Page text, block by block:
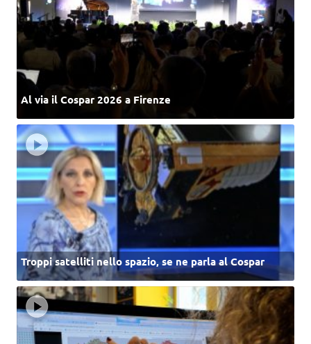
Al via il Cospar 2026 a Firenze
Troppi satelliti nello spazio, se ne parla al Cospar